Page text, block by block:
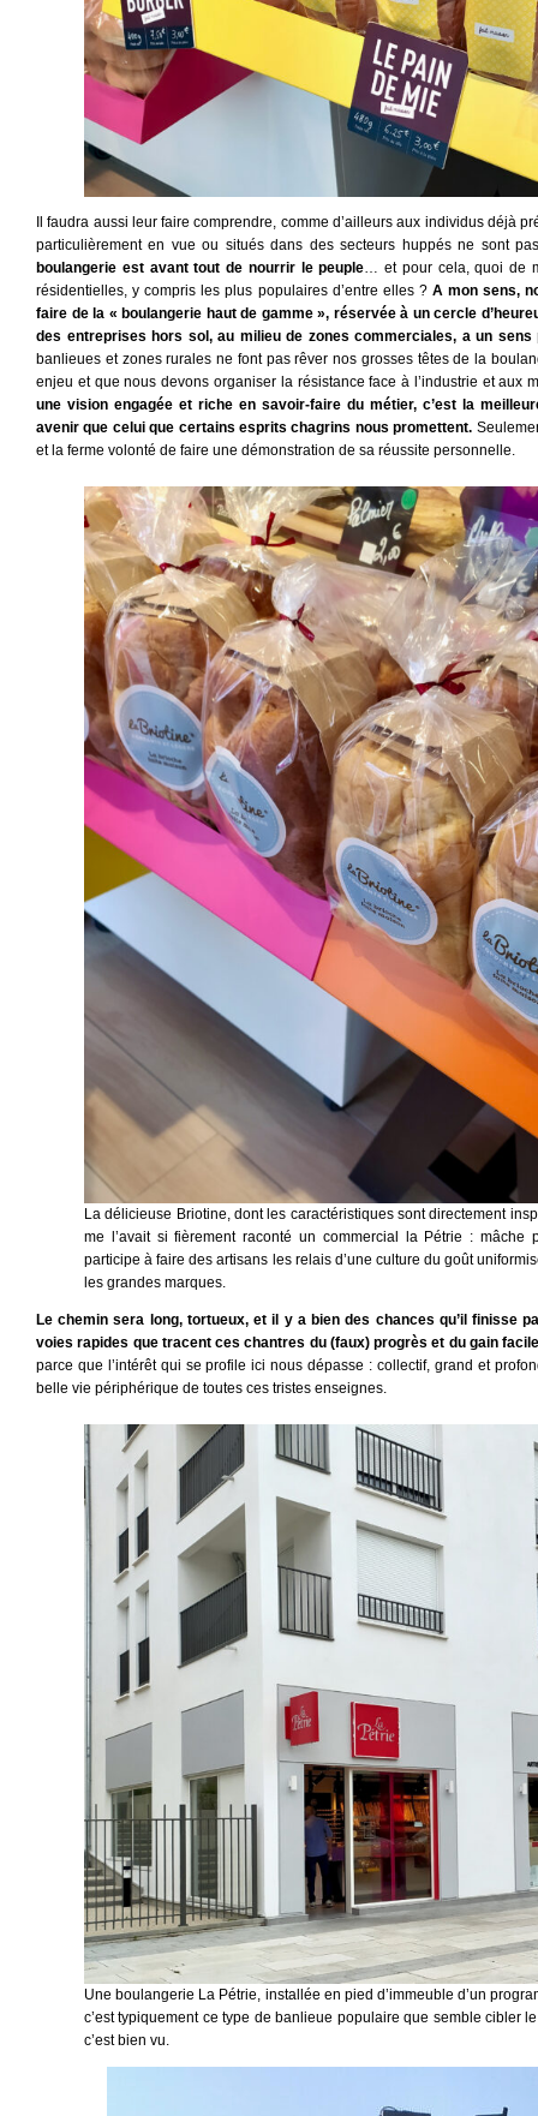
Il faudra aussi leur faire comprendre, comme d’ailleurs aux individus déjà
particulièrement en vue ou situés dans des secteurs huppés ne sont
boulangerie est avant tout de nourrir le peuple… et pour cela, quoi de
résidentielles, y compris les plus populaires d’entre elles ?A mon sens,
faire de la « boulangerie haut de gamme », réservée à un cercle
des entreprises hors sol, au milieu de zones commerciales, a un
banlieues et zones rurales ne font pas rêver nos grosses têtes de la
enjeu et que nous devons organiser la résistance face à l’industrie et aux
une vision engagée et riche en savoir-faire du métier, c’est la
avenir que celui que certains esprits chagrins nous promettent.
et la ferme volonté de faire une démonstration de sa réussite personnelle.
La délicieuse Briotine, dont les caractéristiques sont directement
me l’avait si fièrement raconté un commercial la Pétrie : mâche
participe à faire des artisans les relais d’une culture du goût
les grandes marques.
Le chemin sera long, tortueux, et il y a bien des chances qu’il finisse
voies rapides que tracent ces chantres du (faux) progrès et du gain
parce que l’intérêt qui se profile ici nous dépasse : collectif, grand et
belle vie périphérique de toutes ces tristes enseignes.
Une boulangerie La Pétrie, installée en pied d’immeuble d’un
c’est typiquement ce type de banlieue populaire que semble cibler
c’est bien vu.